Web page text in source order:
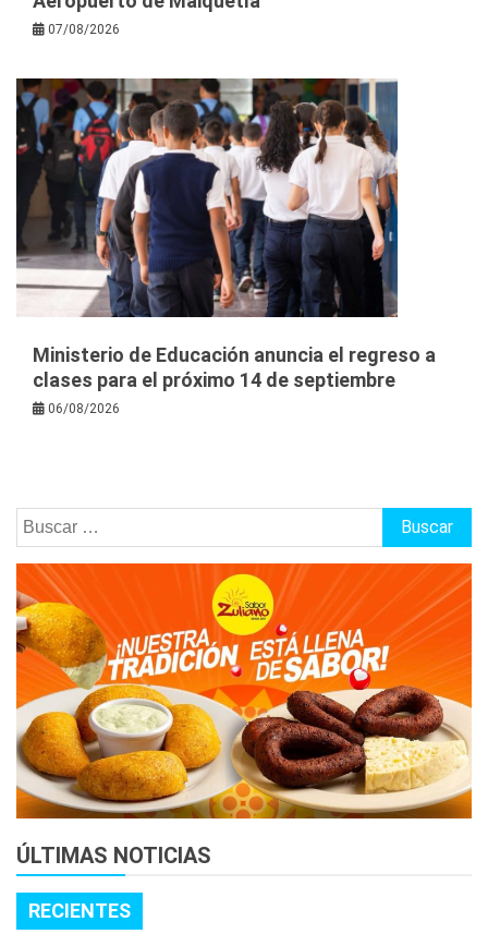
07/08/2026
Ministerio de Educación anuncia el regreso a
clases para el próximo 14 de septiembre
06/08/2026
Buscar:
ÚLTIMAS NOTICIAS
RECIENTES